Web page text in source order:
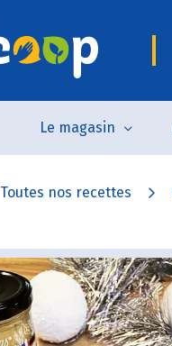
Le magasin
Toutes nos recettes